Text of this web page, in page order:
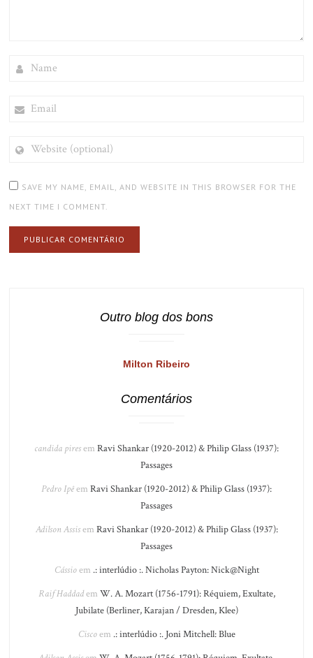
(OPTIONAL)
SAVE MY NAME, EMAIL, AND WEBSITE IN THIS BROWSER FOR THE
NEXT TIME I COMMENT.
Outro blog dos bons
Milton Ribeiro
Comentários
candida piresem Ravi Shankar (1920-2012) & Philip Glass (1937):
Passages
Pedro Ipêem Ravi Shankar (1920-2012) & Philip Glass (1937):
Passages
Adilson Assisem Ravi Shankar (1920-2012) & Philip Glass (1937):
Passages
Cássioem .: interlúdio :. Nicholas Payton: Nick@Night
Raif Haddadem W. A. Mozart (1756-1791): Réquiem, Exultate,
Jubilate (Berliner, Karajan / Dresden, Klee)
Ciscoem .: interlúdio :. Joni Mitchell: Blue